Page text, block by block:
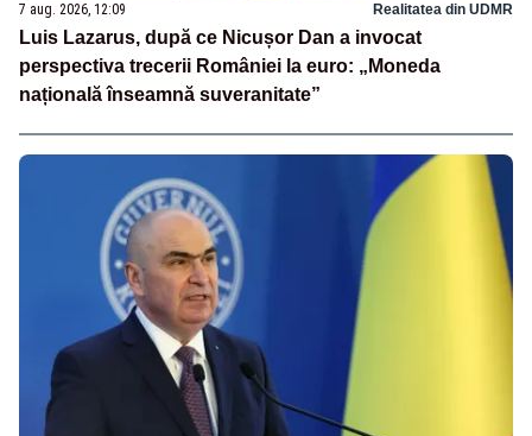
7 aug. 2026, 12:09 Realitatea din UDMR
Luis Lazarus, după ce Nicușor Dan a invocat
perspectiva trecerii României la euro: „Moneda
națională înseamnă suveranitate”